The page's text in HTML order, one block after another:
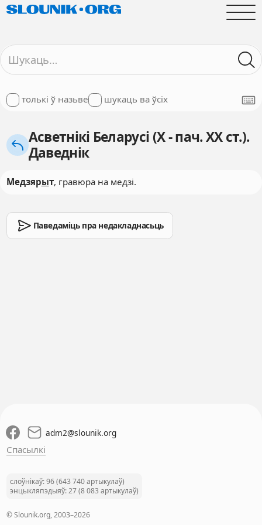
толькі ў назьве шукаць ва ўсіх
Асветнікі Беларусі (X - пач. XX ст.).
Даведнік
Медзярыт, гравюра на медзі.
Паведаміць пра недакладнасьць
adm2@slounik.org
Спасылкі
слоўнікаў: 96 (643 740 артыкулаў)
энцыкляпэдыяў: 27 (8 083 артыкулаў)
© Slounik.org, 2003–2026